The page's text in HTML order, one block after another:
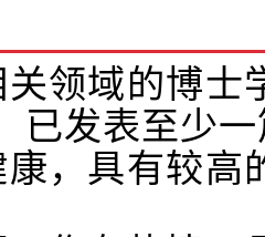
关领域的博
已发表至少
康，具有较